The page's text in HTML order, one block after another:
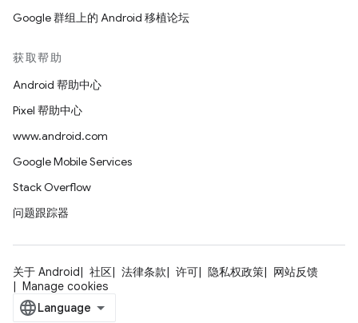
Google 群组上的 Android 移植论坛
获取帮助
Android 帮助中心
Pixel 帮助中心
www.android.com
Google Mobile Services
Stack Overflow
问题跟踪器
关于 Android 社区 法律条款 许可 隐私权政策
网站反馈
Manage cookies